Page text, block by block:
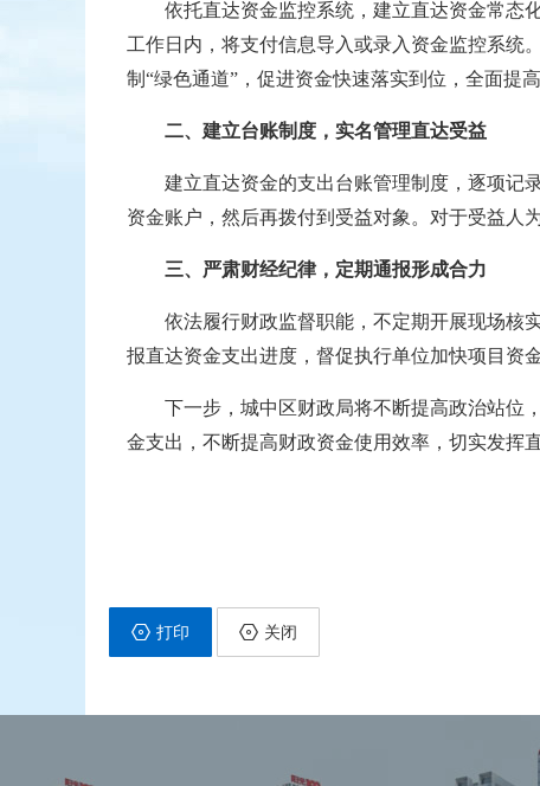
依托直达资金监控系统，建立直达资金常态
工作日内，将支付信息导入或录入资金监控系统
制“绿色通道”，促进资金快速落实到位，全面提
二、建立台账制度，实名管理直达受益
建立直达资金的支出台账管理制度，逐项记
资金账户，然后再拨付到受益对象。对于受益人
三、严肃财经纪律，定期通报形成合力
依法履行财政监督职能，不定期开展现场核
报直达资金支出进度，督促执行单位加快项目资
下一步，城中区财政局将不断提高政治站位
金支出，不断提高财政资金使用效率，切实发挥
打印 关闭